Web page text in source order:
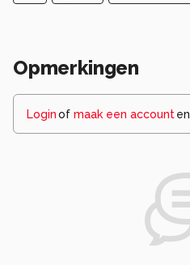
Opmerkingen
Loginof maak een account